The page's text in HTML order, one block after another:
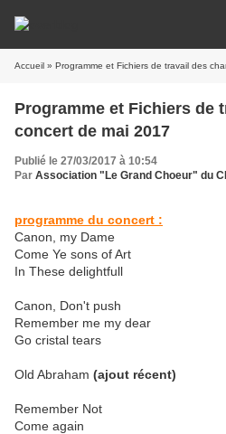
Accueil » Programme et Fichiers de travail des
Programme et Fichiers de
concert de mai 2017
Publié le 27/03/2017 à 10:54
Par Association "Le Grand Choeur" du
programme du concert :
Canon, my Dame
Come Ye sons of Art
In These delightfull
Canon, Don't push
Remember me my dear
Go cristal tears
Old Abraham (ajout récent)
Remember Not
Come again